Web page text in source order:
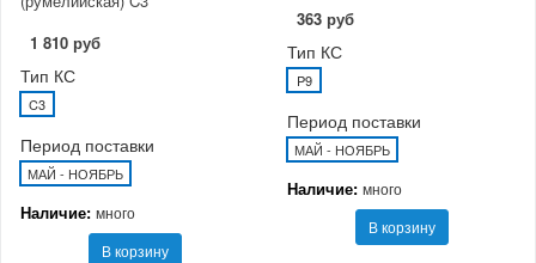
1 810 руб
Тип КС
C3
Период поставки
МАЙ - НОЯБРЬ
Наличие: много
В корзину
363 руб
Тип КС
P9
Период поставки
МАЙ - НОЯБРЬ
Наличие: много
В корзину